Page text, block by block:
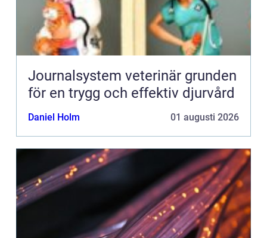
Journalsystem veterinär grunden
för en trygg och effektiv djurvård
Daniel Holm 01 augusti 2026